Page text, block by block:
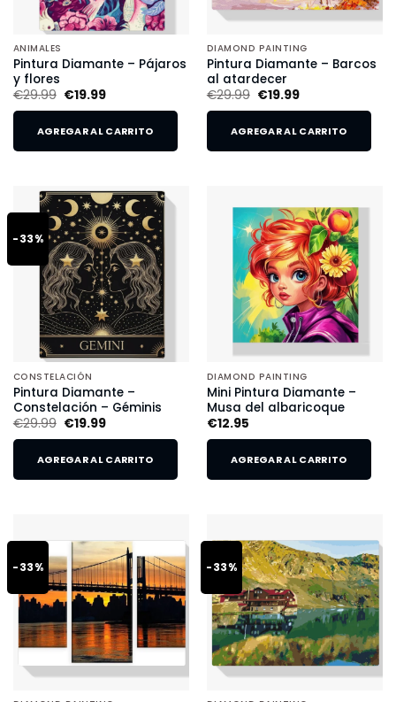
ANIMALES
Pintura Diamante – Pájaros
y flores
€29.99 €19.99
AGREGAR AL CARRITO
DIAMOND PAINTING
Pintura Diamante – Barcos
al atardecer
€29.99 €19.99
AGREGAR AL CARRITO
-33%
CONSTELACIÓN
Pintura Diamante –
Constelación – Géminis
€29.99 €19.99
AGREGAR AL CARRITO
DIAMOND PAINTING
Mini Pintura Diamante –
Musa del albaricoque
€12.95
AGREGAR AL CARRITO
-33% -33%